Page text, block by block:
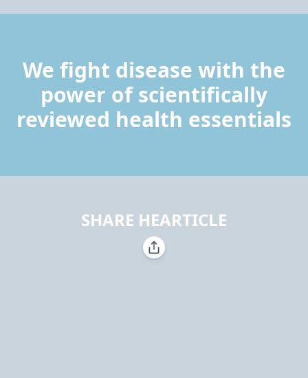
We fight disease with the
power of scientifically
reviewed health essentials
SHARE HEARTICLE